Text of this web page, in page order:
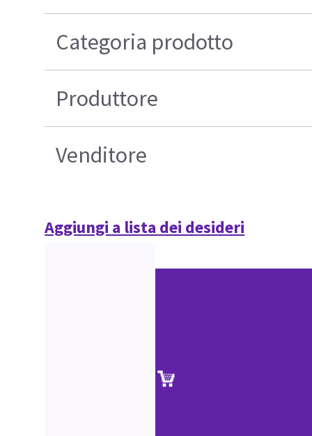
Categoria prodotto
Produttore
Venditore
Aggiungi a lista dei desideri